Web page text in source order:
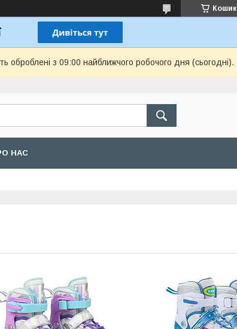
Кошик
оброблені з 09:00 найближчого робочого дня (сьогодні).
НАС